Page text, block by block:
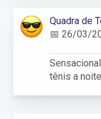
Quadra de
📅 26/03/
tênis a